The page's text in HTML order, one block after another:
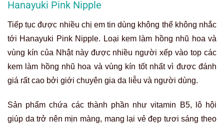
Hanayuki Pink Nipple
Tiếp tục được nhiều chị em tin dùng không thể không nhắc
tới Hanayuki Pink Nipple. Loại kem làm hồng nhũ hoa và
vùng kín của Nhật này được nhiều người xếp vào top các
kem làm hồng nhũ hoa và vùng kín tốt nhất vì được đánh
giá rất cao bởi giới chuyên gia da liễu và người dùng.
Sản phẩm chứa các thành phần như vitamin B5, lô hội
giúp da trở nên mịn màng, mang lại vẻ đẹp tươi sáng theo